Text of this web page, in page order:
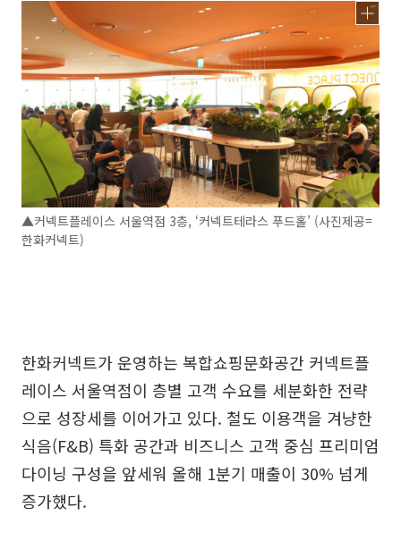
▲커넥트플레이스 서울역점 3층, ‘커넥트테라스 푸드홀’ (사진제공=
한화커넥트)
한화커넥트가 운영하는 복합쇼핑문화공간 커넥트플
레이스 서울역점이 층별 고객 수요를 세분화한 전략
으로 성장세를 이어가고 있다. 철도 이용객을 겨냥한
식음(F&B) 특화 공간과 비즈니스 고객 중심 프리미엄
다이닝 구성을 앞세워 올해 1분기 매출이 30% 넘게
증가했다.